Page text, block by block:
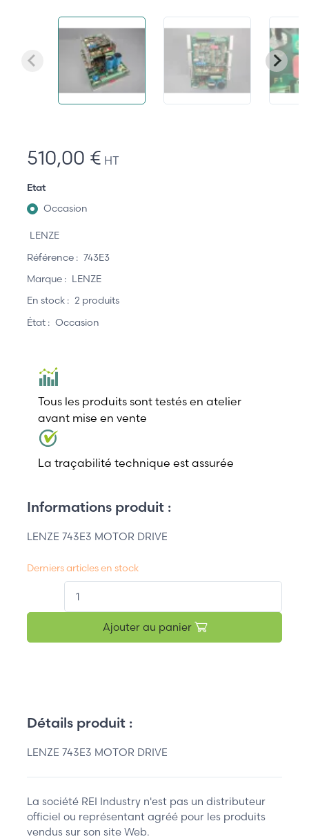
510,00 € HT
Etat
Occasion
LENZE
Référence : 743E3
Marque : LENZE
En stock : 2 produits
État : Occasion
Tous les produits sont testés en atelier
avant mise en vente
La traçabilité technique est assurée
Informations produit :
LENZE 743E3 MOTOR DRIVE
Derniers articles en stock
Ajouter au panier
Détails produit :
LENZE 743E3 MOTOR DRIVE
La société REI Industry n'est pas un distributeur
officiel ou représentant agréé pour les produits
vendus sur son site Web.